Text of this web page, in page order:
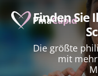
Finden Sie
Die größte
mit